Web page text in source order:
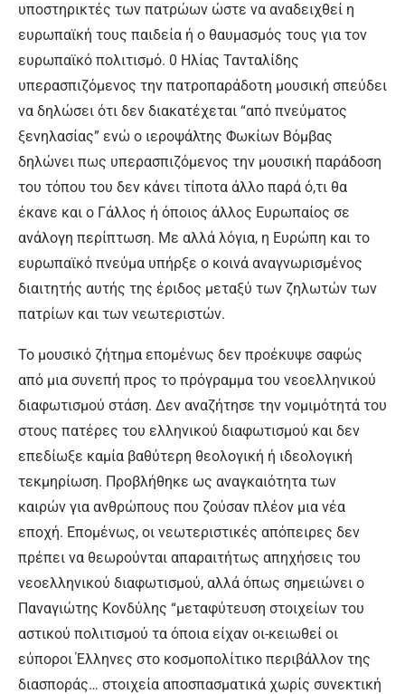
υποστηρικτές των πατρώων ώστε να αναδειχθεί η
ευρωπαϊκή τους παιδεία ή ο θαυμασμός τους για τον
ευρωπαϊκό πολιτισμό. 0 Ηλίας Τανταλίδης
υπερασπιζόμενος την πατροπαράδοτη μουσική σπεύδει
να δηλώσει ότι δεν διακατέχεται “από πνεύματος
ξενηλασίας” ενώ ο ιεροψάλτης Φωκίων Βόμβας
δηλώνει πως υπερασπιζόμενος την μουσική παράδοση
του τόπου του δεν κάνει τίποτα άλλο παρά ό,τι θα
έκανε και ο Γάλλος ή όποιος άλλος Ευρωπαίος σε
ανάλογη περίπτωση. Με αλλά λόγια, η Ευρώπη και το
ευρωπαϊκό πνεύμα υπήρξε ο κοινά αναγνωρισμένος
διαιτητής αυτής της έριδος μεταξύ των ζηλωτών των
πατρίων και των νεωτεριστών.
Το μουσικό ζήτημα επομένως δεν προέκυψε σαφώς
από μια συνεπή προς το πρόγραμμα του νεοελληνικού
διαφωτισμού στάση. Δεν αναζήτησε την νομιμότητά του
στους πατέρες του ελληνικού διαφωτισμού και δεν
επεδίωξε καμία βαθύτερη θεολογική ή ιδεολογική
τεκμηρίωση. Προβλήθηκε ως αναγκαιότητα των
καιρών για ανθρώπους που ζούσαν πλέον μια νέα
εποχή. Επομένως, οι νεωτεριστικές απόπειρες δεν
πρέπει να θεωρούνται απαραιτήτως απηχήσεις του
νεοελληνικού διαφωτισμού, αλλά όπως σημειώνει ο
Παναγιώτης Κονδύλης “μεταφύτευση στοιχείων του
αστικού πολιτισμού τα όποια είχαν οι-κειωθεί οι
εύποροι Έλληνες στο κοσμοπολίτικο περιβάλλον της
διασποράς… στοιχεία αποσπασματικά χωρίς συνεκτική